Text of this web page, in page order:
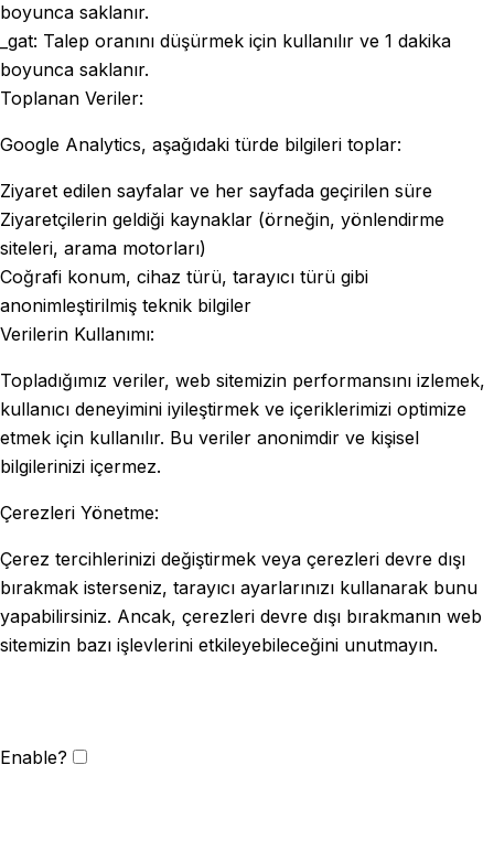
boyunca saklanır.
_gat: Talep oranını düşürmek için kullanılır ve 1 dakika
boyunca saklanır.
Toplanan Veriler:
Google Analytics, aşağıdaki türde bilgileri toplar:
Ziyaret edilen sayfalar ve her sayfada geçirilen süre
Ziyaretçilerin geldiği kaynaklar (örneğin, yönlendirme
siteleri, arama motorları)
Coğrafi konum, cihaz türü, tarayıcı türü gibi
anonimleştirilmiş teknik bilgiler
Verilerin Kullanımı:
Topladığımız veriler, web sitemizin performansını izlemek,
kullanıcı deneyimini iyileştirmek ve içeriklerimizi optimize
etmek için kullanılır. Bu veriler anonimdir ve kişisel
bilgilerinizi içermez.
Çerezleri Yönetme:
Çerez tercihlerinizi değiştirmek veya çerezleri devre dışı
bırakmak isterseniz, tarayıcı ayarlarınızı kullanarak bunu
yapabilirsiniz. Ancak, çerezleri devre dışı bırakmanın web
sitemizin bazı işlevlerini etkileyebileceğini unutmayın.
Enable?